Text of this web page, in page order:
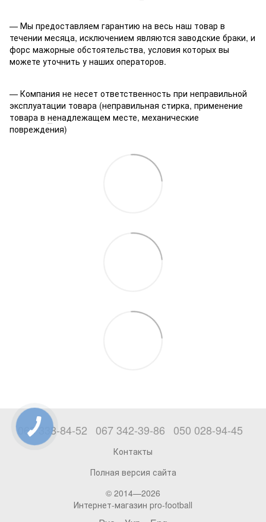
— Мы предоставляем гарантию на весь наш товар в
течении месяца, исключением являются заводские браки, и
форс мажорные обстоятельства, условия которых вы
можете уточнить у наших операторов.
— Компания не несет ответственность при неправильной
эксплуатации товара (неправильная стирка, применение
товара в ненадлежащем месте, механические
повреждения)
063 338-84-52 067 342-39-86 050 028-94-45
Контакты
Полная версия сайта
© 2014—2026
Интернет-магазин pro-football